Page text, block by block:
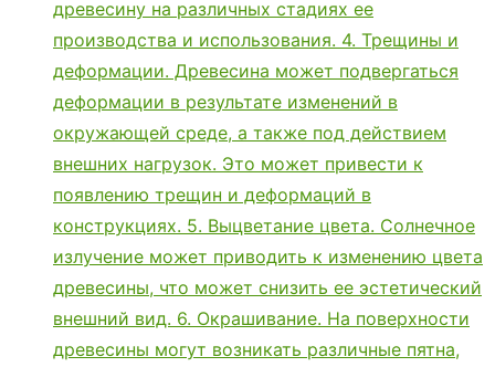
древесину на различных стадиях ее
производства и использования. 4. Трещины и
деформации. Древесина может подвергаться
деформации в результате изменений в
окружающей среде, а также под действием
внешних нагрузок. Это может привести к
появлению трещин и деформаций в
конструкциях. 5. Выцветание цвета. Солнечное
излучение может приводить к изменению цвета
древесины, что может снизить ее эстетический
внешний вид. 6. Окрашивание. На поверхности
древесины могут возникать различные пятна,